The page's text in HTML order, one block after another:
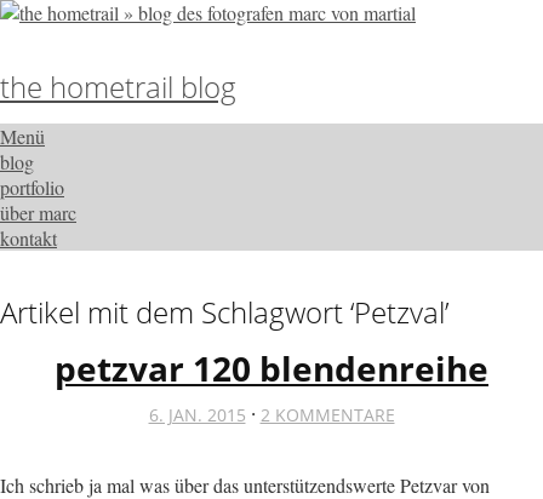
the hometrail blog
Menü
blog
portfolio
über marc
kontakt
Artikel mit dem Schlagwort ‘Petzval’
petzvar 120 blendenreihe
6. JAN. 2015 · 2 KOMMENTARE
Ich schrieb ja mal was über das unterstützendswerte Petzvar von